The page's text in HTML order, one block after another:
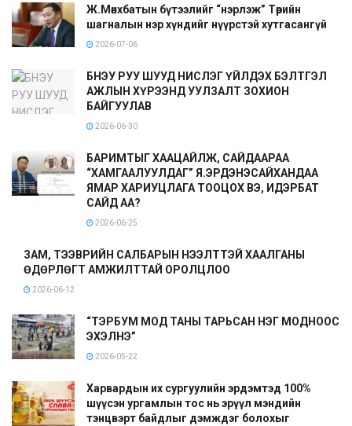
Ж.Мөнхбатын бүтээлийг “нэрлэж” Төрийн
шагналын нэр хүндийг нүүрстэй хутгасангүй
2026-07-06
БНЭУ РУУ ШУУД НИСЛЭГ ҮЙЛДЭХ БЭЛТГЭЛ
АЖЛЫН ХҮРЭЭНД УУЛЗАЛТ ЗОХИОН
БАЙГУУЛАВ
2026-06-30
БАРИМТЫГ ХААЦАЙЛЖ, САЙДААРАА
“ХАМГААЛУУЛДАГ” Я.ЭРДЭНЭСАЙХАНДАА
ЯМАР ХАРИУЦЛАГА ТООЦОХ ВЭ, ИДЭРБАТ
САЙД АА?
2026-06-25
ЗАМ, ТЭЭВРИЙН САЛБАРЫН НЭЭЛТТЭЙ ХААЛГАНЫ
ӨДӨРЛӨГТ АМЖИЛТТАЙ ОРОЛЦЛОО
2026-06-12
“ТЭРБУМ МОД ТАНЫ ТАРЬСАН НЭГ МОДНООС
ЭХЭЛНЭ”
2026-05-22
Харвардын их сургуулийн эрдэмтэд 100%
шүүсэн ургамлын тос нь эрүүл мэндийн
тэнцвэрт байдлыг дэмждэг болохыг